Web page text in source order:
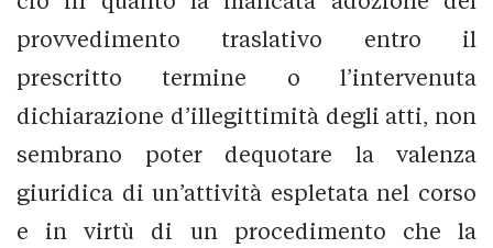
provvedimento traslativo entro il
prescritto termine o l’intervenuta
dichiarazione d’illegittimità degli atti, non
sembrano poter dequotare la valenza
giuridica di un’attività espletata nel corso
e in virtù di un procedimento che la